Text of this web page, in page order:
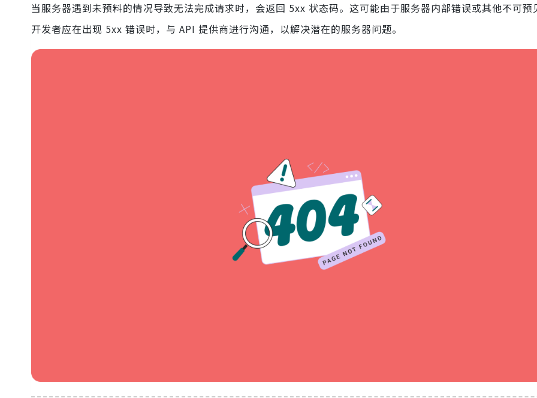
当服务器遇到未预料的情况导致无法完成请求时，会返回 5xx 状态码。这可能由于服务器内部错误或其他不可预
开发者应在出现 5xx 错误时，与 API 提供商进行沟通，以解决潜在的服务器问题。